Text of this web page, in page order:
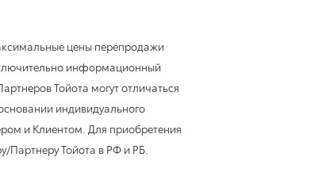
цены перепродажи
информационный
Тойота могут отличаться
индивидуального
и Клиентом. Для приобретения
Партнеру Тойота в РФ и РБ.